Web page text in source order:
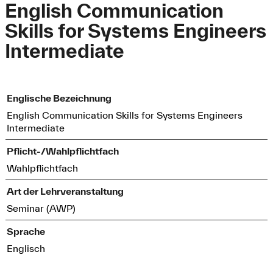
English Communication
Skills for Systems Engineers
Intermediate
Englische Bezeichnung
English Communication Skills for Systems Engineers
Intermediate
Pflicht-/Wahlpflichtfach
Wahlpflichtfach
Art der Lehrveranstaltung
Seminar (AWP)
Sprache
Englisch